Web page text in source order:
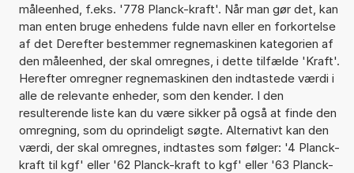
måleenhed, f.eks. '778 Planck-kraft'. Når man gør det, kan
man enten bruge enhedens fulde navn eller en forkortelse
af det Derefter bestemmer regnemaskinen kategorien af
den måleenhed, der skal omregnes, i dette tilfælde 'Kraft'.
Herefter omregner regnemaskinen den indtastede værdi i
alle de relevante enheder, som den kender. I den
resulterende liste kan du være sikker på også at finde den
omregning, som du oprindeligt søgte. Alternativt kan den
værdi, der skal omregnes, indtastes som følger: '4 Planck-
kraft til kgf' eller '62 Planck-kraft to kgf' eller '63 Planck-